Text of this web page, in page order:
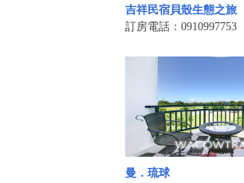
吉祥民宿貝殼生態之旅
訂房電話：0910997753
曼．琉球